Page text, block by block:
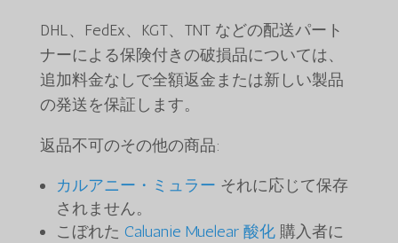
DHL、FedEx、KGT、TNT などの配送パート
ナーによる保険付きの破損品については、
追加料金なしで全額返金または新しい製品
の発送を保証します。
返品不可のその他の商品:
カルアニー・ミュラー それに応じて保存
されません。
こぼれた Caluanie Muelear 酸化購入者に